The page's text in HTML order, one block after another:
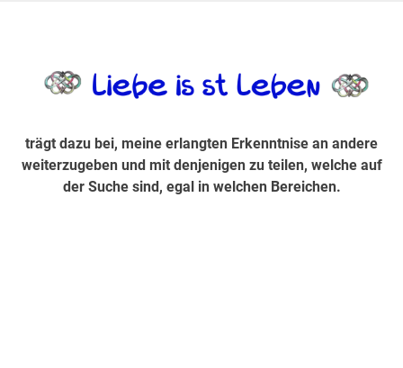
Suche sind, egal in welchen Bereichen.
trägt dazu bei, meine erlangten Erkenntnise an andere
weiterzugeben und mit denjenigen zu teilen, welche auf
der Suche sind, egal in welchen Bereichen.